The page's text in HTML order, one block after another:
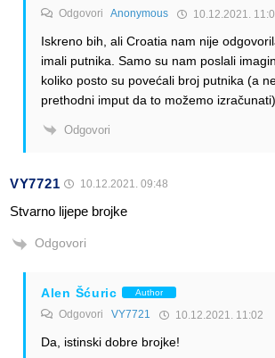
Odgovori Anonymous 10.12.2021.
Iskreno bih, ali Croatia nam nije
imali putnika. Samo su nam poslali
koliko posto su povećali broj putnika (a
prethodni imput da to možemo izračunati).
Odgovori
VY7721 10.12.2021. 09:48
Stvarno lijepe brojke
Odgovori
Alen Šćuric Author
Odgovori VY7721 10.12.2021. 11:02
Da, istinski dobre brojke!